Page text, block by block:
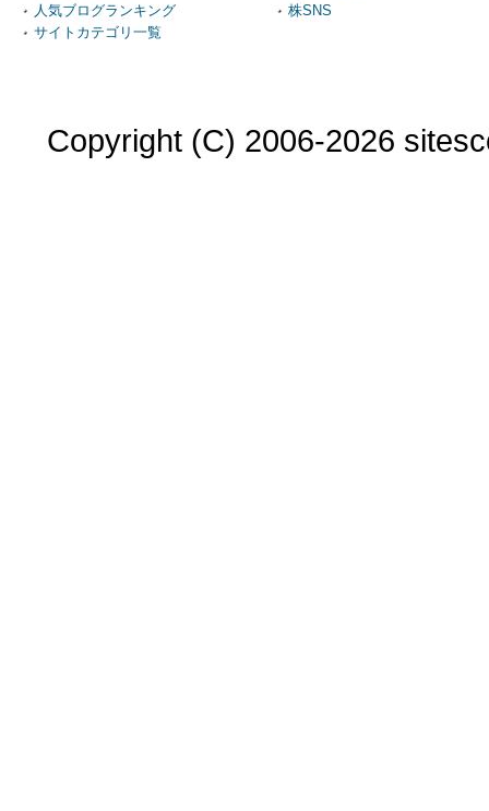
人気ブログランキング
サイトカテゴリ一覧
株SNS
Copyright (C) 2006-2026